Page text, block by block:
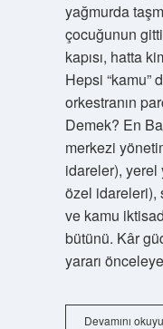
yağmurda
çocuğunun
kapısı, hatta
Hepsi “kamu”
orkestranın
Demek? En
merkezi
idareler),
özel idareleri),
ve kamu
bütünü. Kâr
yararı
Devamını